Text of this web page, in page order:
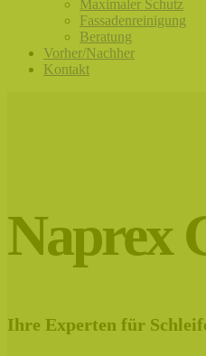
Maximaler Schutz
Fassadenreinigung
Beratung
Vorher/Nachher
Kontakt
Naprex
Ihre Experten für